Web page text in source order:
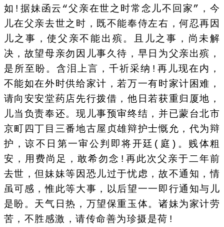
如!据妹函云“父亲在世之时常念儿不回家”，今
儿在父亲去世之时，既不能奉侍左右，何忍再因
儿之事，使父亲不能出殡。且儿之事，尚未解
决，故望母亲勿因儿事久待，早日为父亲出殡，
是所至盼。含泪上言，千祈采纳!再儿现在内，
不能如在外时供给家计，若万一有时家计困难，
请向安安堂药店先行拨借，他日若获重归厦地，
儿当负责奉还。现儿事预审终结，并已蒙台北市
京町四丁目三番地古屋贞雄辩护士慨允，代为辩
护，谅不日第一审公判即将开廷(庭)。贱体粗
安，用费尚足，敢希勿念!再此次父亲于二年前
去世，但妹妹等因恐儿过于忧虑，故不通知，情
虽可感，惟此等大事，以后望一一即行通知与儿
是盼。天气日热，万望保重玉体。诸妹为家计劳
苦，不胜感激，请传命善为珍摄是荷!